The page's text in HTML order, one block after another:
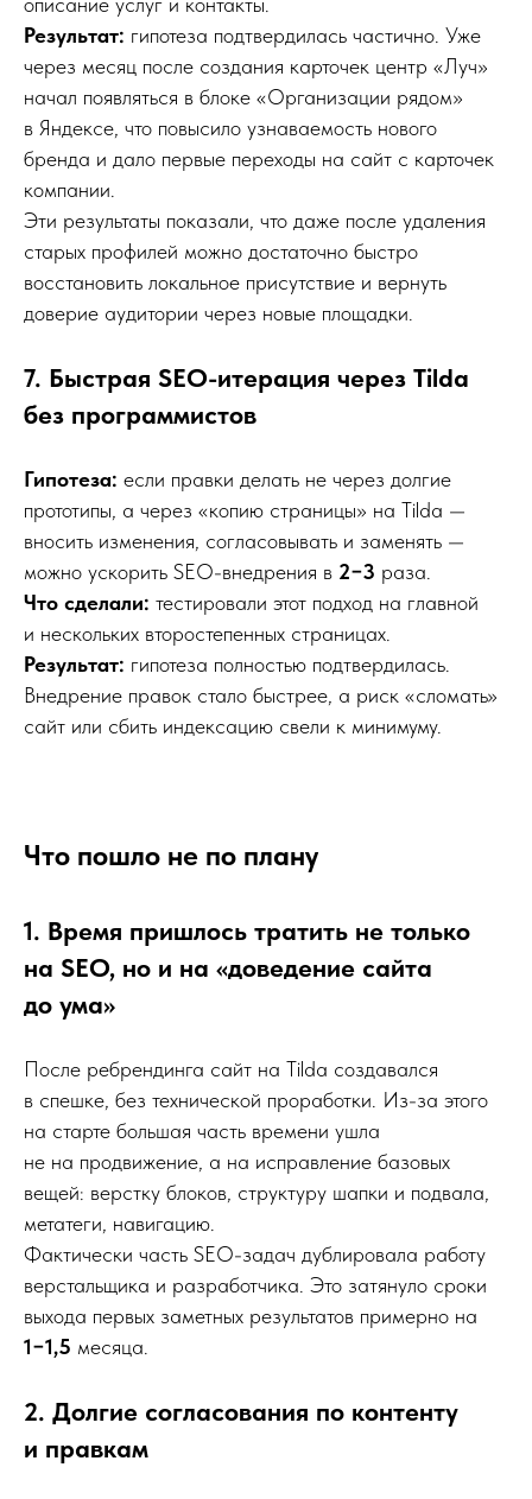
Результат: гипотеза подтвердилась частично. Уже
через месяц после создания карточек центр «Луч»
начал появляться в блоке «Организации рядом»
в Яндексе, что повысило узнаваемость нового
бренда и дало первые переходы на сайт с карточек
компании.
Эти результаты показали, что даже после удаления
старых профилей можно достаточно быстро
восстановить локальное присутствие и вернуть
доверие аудитории через новые площадки.
7. Быстрая SEO-итерация через Tilda
без программистов
Гипотеза: если правки делать не через долгие
прототипы, а через «копию страницы» на Tilda —
вносить изменения, согласовывать и заменять —
можно ускорить SEO-внедрения в 2−3 раза.
Что сделали: тестировали этот подход на главной
и нескольких второстепенных страницах.
Результат: гипотеза полностью подтвердилась.
Внедрение правок стало быстрее, а риск «сломать»
сайт или сбить индексацию свели к минимуму.
Что пошло не по плану
1. Время пришлось тратить не только
на SEO, но и на «доведение сайта
до ума»
После ребрендинга сайт на Tilda создавался
в спешке, без технической проработки. Из-за этого
на старте большая часть времени ушла
не на продвижение, а на исправление базовых
вещей: верстку блоков, структуру шапки и подвала,
метатеги, навигацию.
Фактически часть SEO-задач дублировала работу
верстальщика и разработчика. Это затянуло сроки
выхода первых заметных результатов примерно на
1−1,5 месяца.
2. Долгие согласования по контенту
и правкам